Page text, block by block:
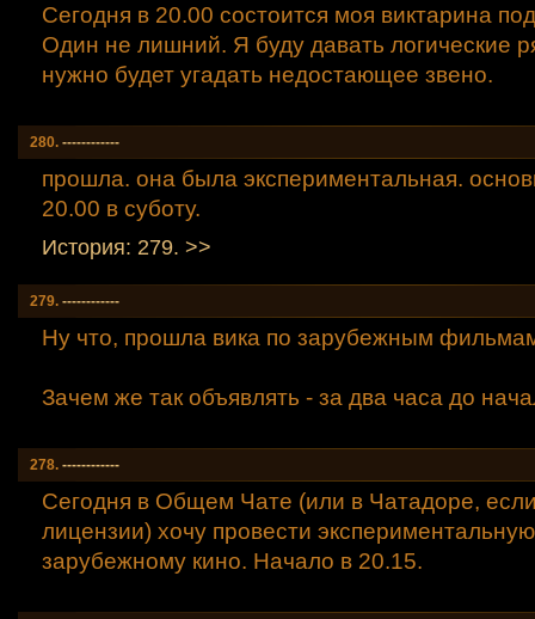
Сегодня в 20.00 состоится моя виктарина
Один не лишний. Я буду давать логические
нужно будет угадать недостающее звено.
280. ------------
прошла. она была экспериментальная.
20.00 в суботу.
История: 279. >>
279. ------------
Ну что, прошла вика по зарубежным
Зачем же так объявлять - за два часа до
278. ------------
Сегодня в Общем Чате (или в Чатадоре,
лицензии) хочу провести
зарубежному кино. Начало в 20.15.